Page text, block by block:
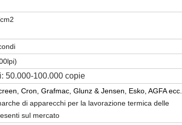
cm2
50.000-100.000 copie
Cron, Grafmac, Glunz & Jensen, Esko, AGFA ecc.
di apparecchi per la lavorazione termica delle
sul mercato